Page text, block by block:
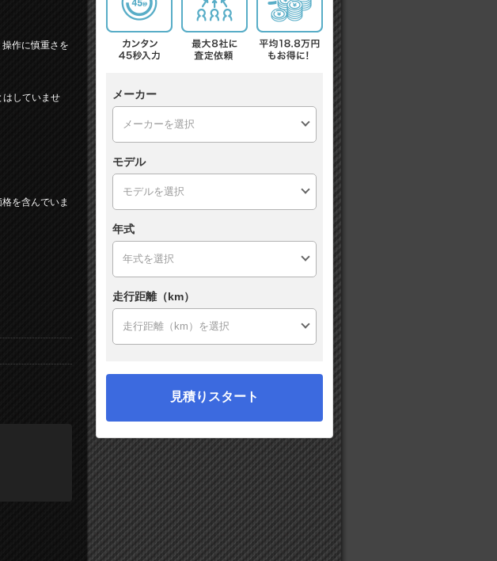
作に慎重さを
はしていませ
を含んでいま
メーカー
モデル
年式
走行距離（km）
見積りスタート